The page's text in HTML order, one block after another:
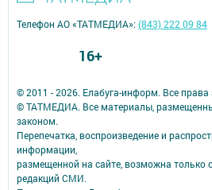
© 2011 - 2026. Елабуга-информ. Все
© ТАТМЕДИА. Все материалы,
законом.
Перепечатка, воспроизведение и
информации,
размещенной на сайте, возможна только
редакций СМИ.
Телефон АО «ТАТМЕДИА»:(843) 222 09 84
16+